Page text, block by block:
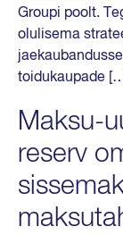
Groupi poolt.
olulisema
toidukaupade
Maksu-
reserv